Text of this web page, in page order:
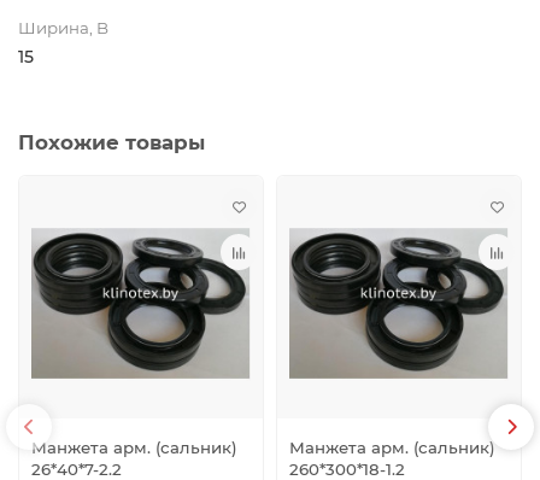
Ширина, B
15
Похожие товары
Манжета арм. (сальник)
26*40*7-2.2
Манжета арм. (сальник)
260*300*18-1.2